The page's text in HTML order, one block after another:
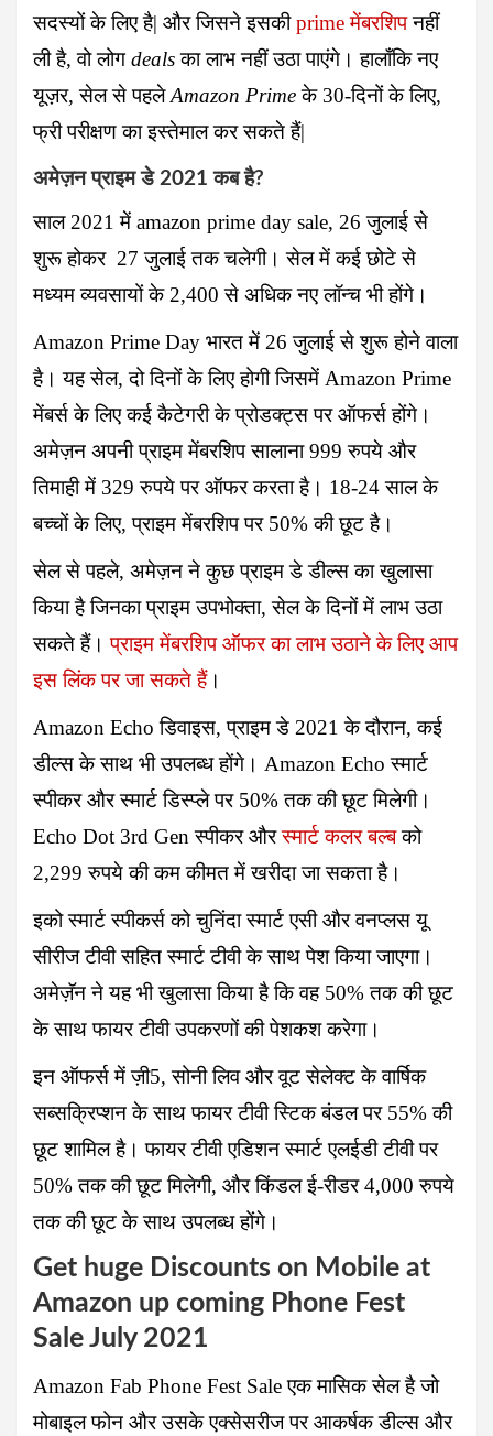
सदस्यों के लिए है| और जिसने इसकीprime मेंबरशिपनहीं
ली है, वो लोग dealsका लाभ नहीं उठा पाएंगे। हालाँकि नए
यूज़र, सेल से पहलेAmazon Primeके 30-दिनों के लिए,
फ्री परीक्षण का इस्तेमाल कर सकते हैं|
अमेज़न प्राइम डे 2021 कब है?
साल 2021 में amazon prime day sale, 26 जुलाई से
शुरू होकर 27 जुलाई तक चलेगी। सेल में कई छोटे से
मध्यम व्यवसायों के 2,400 से अधिक नए लॉन्च भी होंगे।
Amazon Prime Day भारत में 26 जुलाई से शुरू होने वाला
है। यह सेल, दो दिनों के लिए होगी जिसमें Amazon Prime
मेंबर्स के लिए कई कैटेगरी के प्रोडक्ट्स पर ऑफर्स होंगे।
अमेज़न अपनीप्राइम मेंबरशिप सालाना999 रुपये और
तिमाही में 329 रुपये पर ऑफर करता है। 18-24 साल के
बच्चों के लिए, प्राइम मेंबरशिप पर 50% की छूट है।
सेल से पहले, अमेज़न ने कुछ प्राइम डे डील्स का खुलासा
किया है जिनका प्राइम उपभोक्ता, सेल के दिनों में लाभ उठा
सकते हैं।प्राइम मेंबरशिप ऑफर का लाभ उठाने के लिए आप
इस लिंक पर जा सकते हैं।
Amazon Echo डिवाइस, प्राइम डे 2021 के दौरान, कई
डील्स के साथ भी उपलब्ध होंगे। Amazon Echo स्मार्ट
स्पीकर और स्मार्ट डिस्प्ले पर 50% तक की छूट मिलेगी।
Echo Dot 3rd Gen स्पीकर औरस्मार्ट कलर बल्बको
2,299 रुपये की कम कीमत में खरीदा जा सकता है।
इको स्मार्ट स्पीकर्स को चुनिंदा स्मार्ट एसी और वनप्लस यू
सीरीज टीवी सहित स्मार्ट टीवी के साथ पेश किया जाएगा।
अमेज़ॅन ने यह भी खुलासा किया है कि वह 50%तक की छूट
के साथ फायर टीवी उपकरणों की पेशकश करेगा।
इन ऑफर्स में ज़ी5, सोनी लिव और वूट सेलेक्ट के वार्षिक
सब्सक्रिप्शन के साथ फायर टीवी स्टिक बंडल पर 55% की
छूट शामिल है। फायर टीवी एडिशन स्मार्ट एलईडी टीवी पर
50%तक की छूट मिलेगी, और किंडल ई-रीडर 4,000 रुपये
तक की छूट के साथ उपलब्ध होंगे।
Get huge Discounts on Mobile at
Amazon up coming Phone Fest
Sale July 2021
Amazon Fab Phone Fest Saleएक मासिक सेल है जो
मोबाइल फोन और उसके एक्सेसरीज पर आकर्षक डील्स और